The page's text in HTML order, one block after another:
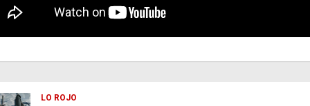
LO ROJO